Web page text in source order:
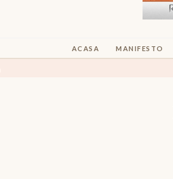
ACASA MANIFESTO